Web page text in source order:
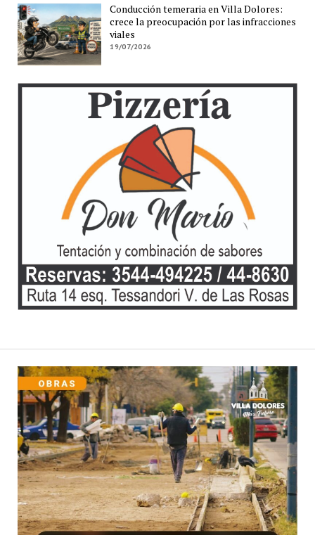
Conducción temeraria en Villa Dolores:
crece la preocupación por las infracciones
viales
19/07/2026